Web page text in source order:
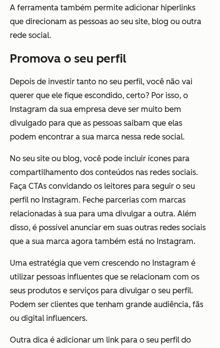
A ferramenta também permite adicionar hiperlinks
que direcionam as pessoas ao seu site, blog ou outra
rede social.
Promova o seu perfil
Depois de investir tanto no seu perfil, você não vai
querer que ele fique escondido, certo? Por isso, o
Instagram da sua empresa deve ser muito bem
divulgado para que as pessoas saibam que elas
podem encontrar a sua marca nessa rede social.
No seu site ou blog, você pode incluir ícones para
compartilhamento dos conteúdos nas redes sociais.
Faça CTAs convidando os leitores para seguir o seu
perfil no Instagram. Feche parcerias com marcas
relacionadas à sua para uma divulgar a outra. Além
disso, é possível anunciar em suas outras redes sociais
que a sua marca agora também está no Instagram.
Uma estratégia que vem crescendo no Instagram é
utilizar pessoas influentes que se relacionam com os
seus produtos e serviços para divulgar o seu perfil.
Podem ser clientes que tenham grande audiência, fãs
ou digital influencers.
Outra dica é adicionar um link para o seu perfil do